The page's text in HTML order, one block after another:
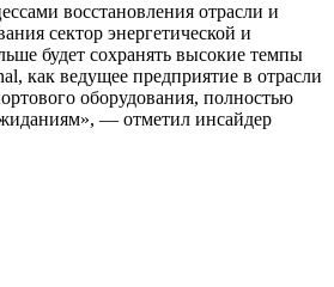
восстановления отрасли и
сектор энергетической и
будет сохранять высокие темпы
как ведущее предприятие в отрасли
оборудования, полностью
— отметил инсайдер